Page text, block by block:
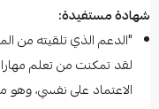
شهادة مستفيدة:
"الدعم الذي تلقيته من
لقد تمكنت من تعلم
الاعتماد على نفسي، وهو